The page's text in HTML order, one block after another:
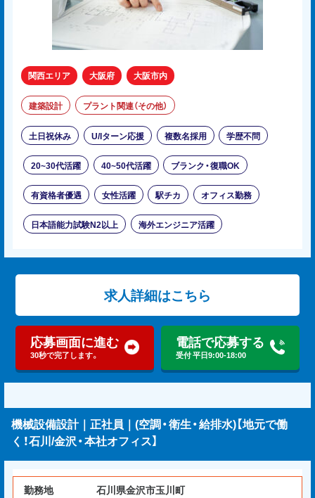
関西エリア 大阪府 大阪市内
建築設計 プラント関連（その他）
土日祝休み U/Iターン応援 複数名採用 学歴不問
20~30代活躍 40~50代活躍 ブランク・復職OK
有資格者優遇 女性活躍 駅チカ オフィス勤務
日本語能力試験N2以上 海外エンジニア活躍
求人詳細はこちら
応募画面に進む
30秒で完了します。
電話で応募する
受付 平日9:00-18:00
機械設備設計｜正社員｜(空調・衛生・給排水)【地元で働
く！石川/金沢・本社オフィス】
勤務地 石川県金沢市玉川町